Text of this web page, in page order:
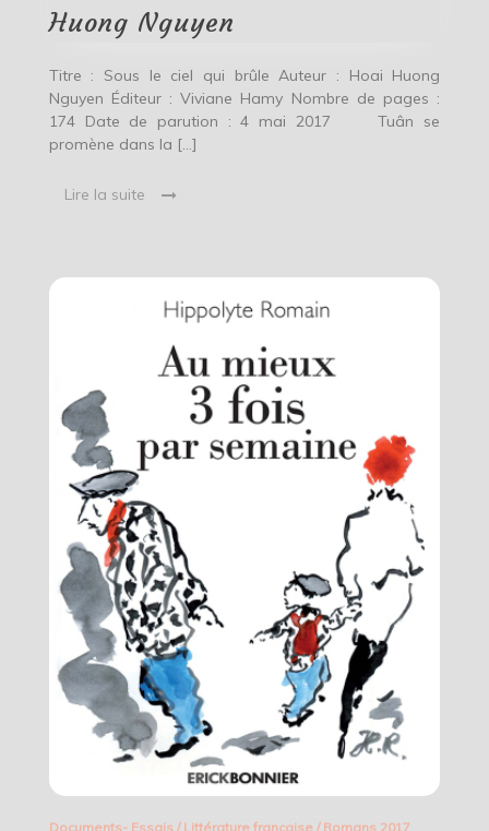
Huong Nguyen
Titre : Sous le ciel qui brûle Auteur : Hoai Huong
Nguyen Éditeur : Viviane Hamy Nombre de pages :
174 Date de parution : 4 mai 2017 Tuân se
promène dans la […]
Lire la suite
Documents- Essais / Littérature française/ Romans 2017